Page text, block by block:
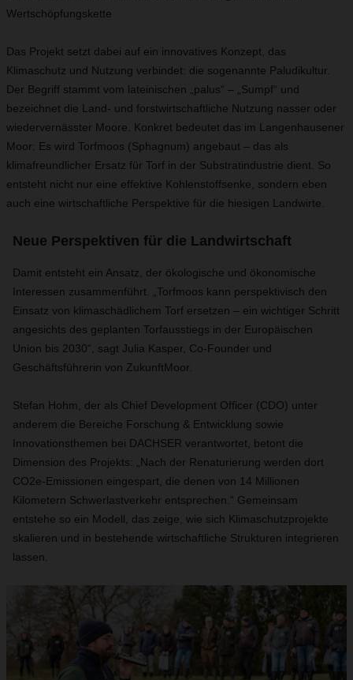
Wertschöpfungskette
Das Projekt setzt dabei auf ein innovatives Konzept, das
Klimaschutz und Nutzung verbindet: die sogenannte Paludikultur.
Der Begriff stammt vom lateinischen „palus“ – „Sumpf“ und
bezeichnet die Land- und forstwirtschaftliche Nutzung nasser oder
wiedervernässter Moore. Konkret bedeutet das im Langenhausener
Moor: Es wird Torfmoos (Sphagnum) angebaut – das als
klimafreundlicher Ersatz für Torf in der Substratindustrie dient. So
entsteht nicht nur eine effektive Kohlenstoffsenke, sondern eben
auch eine wirtschaftliche Perspektive für die hiesigen Landwirte.
Neue Perspektiven für die Landwirtschaft
Damit entsteht ein Ansatz, der ökologische und ökonomische
Interessen zusammenführt. „Torfmoos kann perspektivisch den
Einsatz von klimaschädlichem Torf ersetzen – ein wichtiger Schritt
angesichts des geplanten Torfausstiegs in der Europäischen
Union bis 2030“, sagt Julia Kasper, Co-Founder und
Geschäftsführerin von ZukunftMoor.
Stefan Hohm, der als Chief Development Officer (CDO) unter
anderem die Bereiche Forschung & Entwicklung sowie
Innovationsthemen bei DACHSER verantwortet, betont die
Dimension des Projekts: „Nach der Renaturierung werden dort
CO2e-Emissionen eingespart, die denen von 14 Millionen
Kilometern Schwerlastverkehr entsprechen.“ Gemeinsam
entstehe so ein Modell, das zeige, wie sich Klimaschutzprojekte
skalieren und in bestehende wirtschaftliche Strukturen integrieren
lassen.